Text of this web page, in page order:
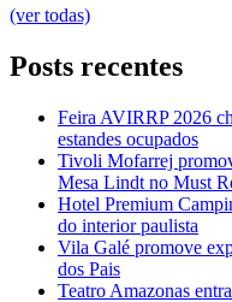
(ver todas)
Posts recentes
Feira AVIRRP 2026
estandes ocupados
Tivoli Mofarrej
Mesa Lindt no Must
Hotel Premium
do interior paulista
Vila Galé promove
dos Pais
Teatro Amazonas